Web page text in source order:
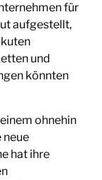
für
aufgestellt,
und
könnten
ohnehin
neue
hat ihre